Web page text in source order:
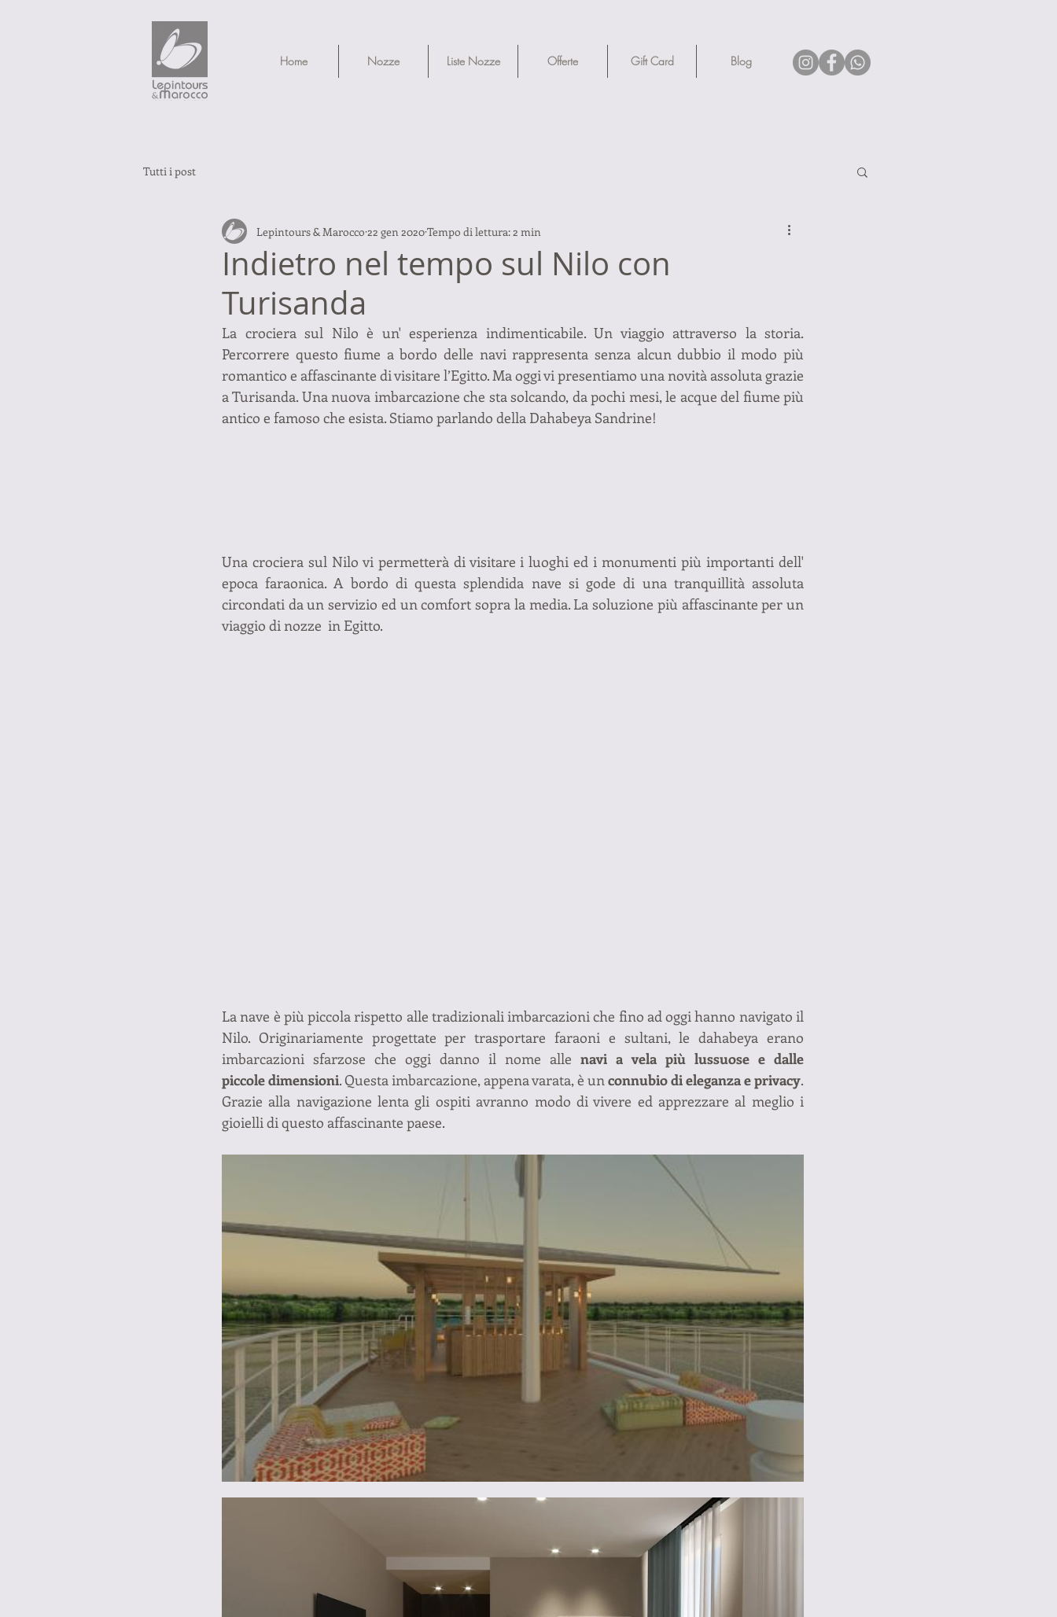
Home Nozze Liste Nozze Offerte Gift Card Blog
Tutti i post
Indietro nel tempo sul Nilo con
Turisanda
Lepintours & Marocco 22 gen 2020Tempo di lettura: 2 min
La crociera sul Nilo è un' esperienza indimenticabile. Un viaggio attraverso la storia.
Percorrere questo fiume a bordo delle navi rappresenta senza alcun dubbio il modo più
romantico e affascinante di visitare l’Egitto. Ma oggi vi presentiamo una novità assoluta grazie
a Turisanda. Una nuova imbarcazione che sta solcando, da pochi mesi, le acque del fiume più
antico e famoso che esista. Stiamo parlando della Dahabeya Sandrine!
Una crociera sul Nilo vi permetterà di visitare i luoghi ed i monumenti più importanti dell'
epoca faraonica. A bordo di questa splendida nave si gode di una tranquillità assoluta
circondati da un servizio ed un comfort sopra la media. La soluzione più affascinante per un
viaggio di nozze  in Egitto.
La nave è più piccola rispetto alle tradizionali imbarcazioni che fino ad oggi hanno navigato il
Nilo. Originariamente progettate per trasportare faraoni e sultani, le dahabeya erano
imbarcazioni sfarzose che oggi danno il nome alle navi a vela più lussuose e dalle
piccole dimensioni. Questa imbarcazione, appena varata, è un connubio di eleganza e privacy.
Grazie alla navigazione lenta gli ospiti avranno modo di vivere ed apprezzare al meglio i
gioielli di questo affascinante paese.